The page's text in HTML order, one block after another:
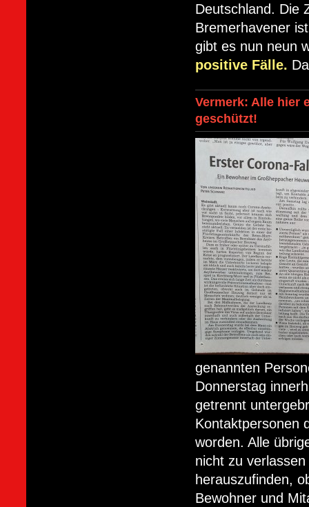
Deutschland. Die
Bremerhavener
gibt es nun neun
positive Fälle.
Vermerk: Alle hier
geschützt!
genannten
Donnerstag
getrennt
Kontaktpersonen
worden. Alle
nicht zu
herauszufinden,
Bewohner und